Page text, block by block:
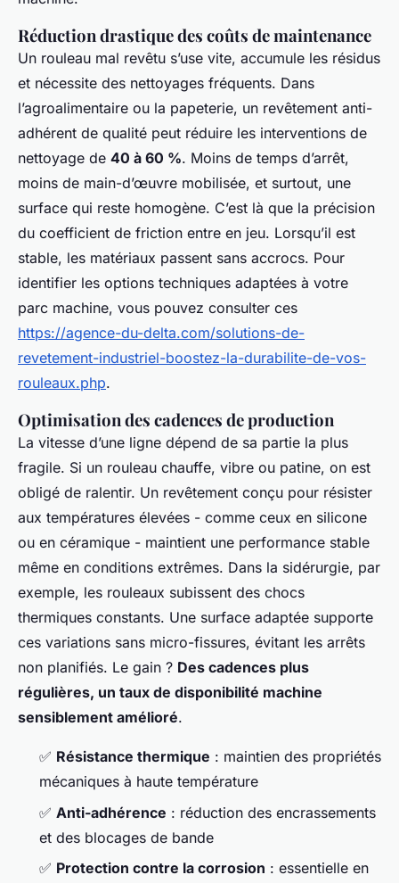
Réduction drastique des coûts de maintenance
Un rouleau mal revêtu s’use vite, accumule les résidus
et nécessite des nettoyages fréquents. Dans
l’agroalimentaire ou la papeterie, un revêtement anti-
adhérent de qualité peut réduire les interventions de
nettoyage de 40 à 60 %. Moins de temps d’arrêt,
moins de main-d’œuvre mobilisée, et surtout, une
surface qui reste homogène. C’est là que la précision
du coefficient de friction entre en jeu. Lorsqu’il est
stable, les matériaux passent sans accrocs. Pour
identifier les options techniques adaptées à votre
parc machine, vous pouvez consulter ces
https://agence-du-delta.com/solutions-de-
revetement-industriel-boostez-la-durabilite-de-vos-
rouleaux.php.
Optimisation des cadences de production
La vitesse d’une ligne dépend de sa partie la plus
fragile. Si un rouleau chauffe, vibre ou patine, on est
obligé de ralentir. Un revêtement conçu pour résister
aux températures élevées - comme ceux en silicone
ou en céramique - maintient une performance stable
même en conditions extrêmes. Dans la sidérurgie, par
exemple, les rouleaux subissent des chocs
thermiques constants. Une surface adaptée supporte
ces variations sans micro-fissures, évitant les arrêts
non planifiés. Le gain ? Des cadences plus
régulières, un taux de disponibilité machine
sensiblement amélioré.
✅ Résistance thermique : maintien des propriétés
mécaniques à haute température
✅ Anti-adhérence : réduction des encrassements
et des blocages de bande
✅ Protection contre la corrosion : essentielle en